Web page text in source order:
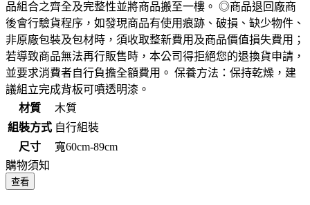
品組合之齊全及完整性並將商品搬至一樓。 ◎商品退回廠商
後會行驗貨程序，如發現商品有使用痕跡、破損、缺少物件、
非原廠包裝及包材時，須收取整新費用及商品價值損失費用；
若導致商品無法再行販售時，本公司得拒絕您的退換貨申請，
並要求消費者自行負擔全額費用。 保養方法：保持乾燥，建
議組立完成背板可噴透明漆。
材質
木質
組裝方式 自行組裝
尺寸
寬60cm-89cm
購物須知
查看